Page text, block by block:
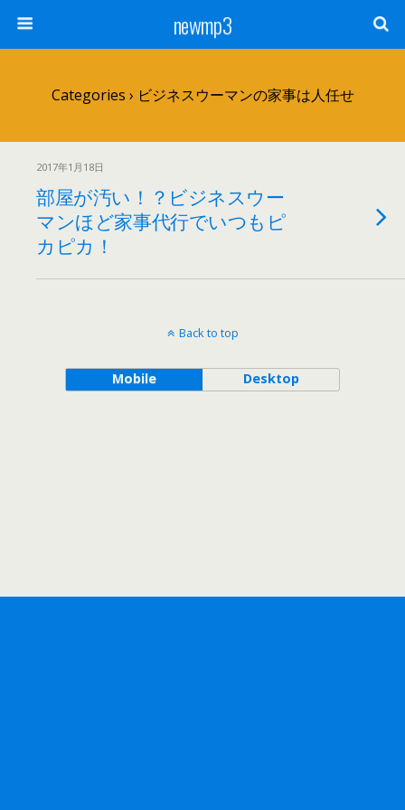
newmp3
Categories › ビジネスウーマンの家事は人任せ
2017年1月18日
部屋が汚い！？ビジネスウー
マンほど家事代行でいつもピ
カピカ！
Back to top
Mobile Desktop